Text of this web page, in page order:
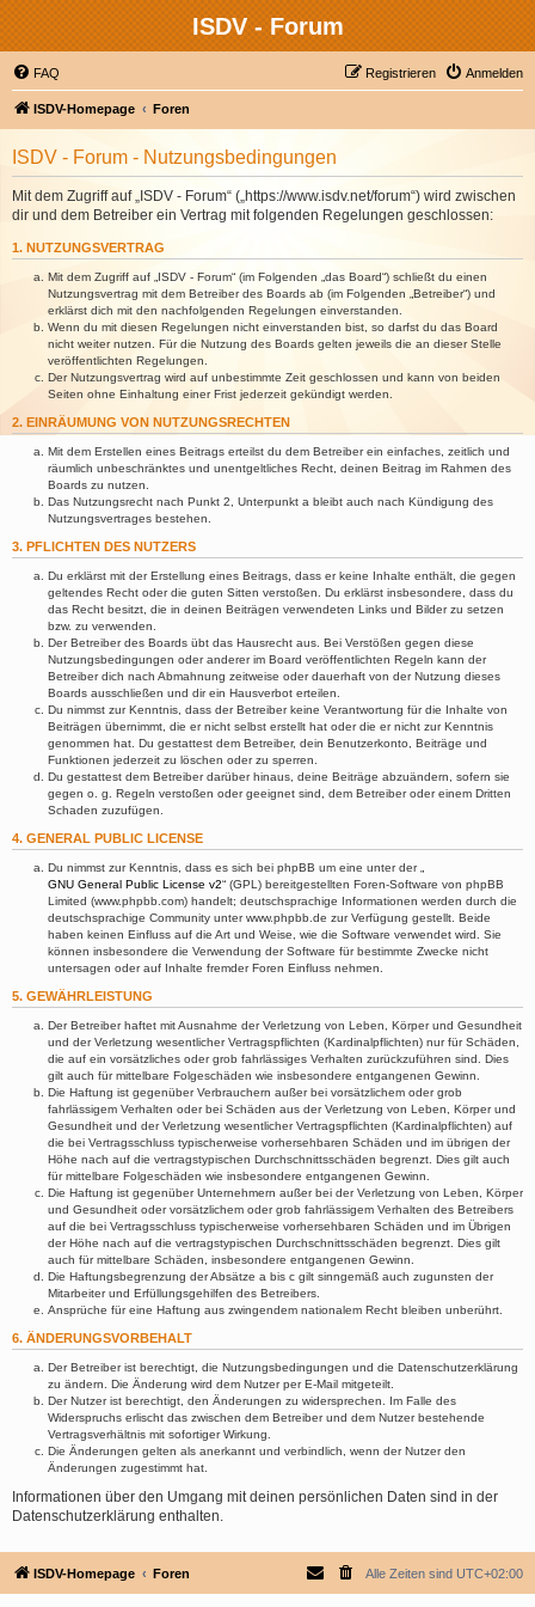
ISDV - Forum
FAQ Anmelden
Registrieren
ISDV-Homepage Foren
ISDV - Forum - Nutzungsbedingungen
Mit dem Zugriff auf „ISDV - Forum“ („https://www.isdv.net/forum“) wird zwischen
dir und dem Betreiber ein Vertrag mit folgenden Regelungen geschlossen:
1. NUTZUNGSVERTRAG
Mit dem Zugriff auf „ISDV - Forum“ (im Folgenden „das Board“) schließt du einen
Nutzungsvertrag mit dem Betreiber des Boards ab (im Folgenden „Betreiber“) und
erklärst dich mit den nachfolgenden Regelungen einverstanden.
Wenn du mit diesen Regelungen nicht einverstanden bist, so darfst du das Board
nicht weiter nutzen. Für die Nutzung des Boards gelten jeweils die an dieser Stelle
veröffentlichten Regelungen.
Der Nutzungsvertrag wird auf unbestimmte Zeit geschlossen und kann von beiden
Seiten ohne Einhaltung einer Frist jederzeit gekündigt werden.
2. EINRÄUMUNG VON NUTZUNGSRECHTEN
Mit dem Erstellen eines Beitrags erteilst du dem Betreiber ein einfaches, zeitlich und
räumlich unbeschränktes und unentgeltliches Recht, deinen Beitrag im Rahmen des
Boards zu nutzen.
Das Nutzungsrecht nach Punkt 2, Unterpunkt a bleibt auch nach Kündigung des
Nutzungsvertrages bestehen.
3. PFLICHTEN DES NUTZERS
Du erklärst mit der Erstellung eines Beitrags, dass er keine Inhalte enthält, die gegen
geltendes Recht oder die guten Sitten verstoßen. Du erklärst insbesondere, dass du
das Recht besitzt, die in deinen Beiträgen verwendeten Links und Bilder zu setzen
bzw. zu verwenden.
Der Betreiber des Boards übt das Hausrecht aus. Bei Verstößen gegen diese
Nutzungsbedingungen oder anderer im Board veröffentlichten Regeln kann der
Betreiber dich nach Abmahnung zeitweise oder dauerhaft von der Nutzung dieses
Boards ausschließen und dir ein Hausverbot erteilen.
Du nimmst zur Kenntnis, dass der Betreiber keine Verantwortung für die Inhalte von
Beiträgen übernimmt, die er nicht selbst erstellt hat oder die er nicht zur Kenntnis
genommen hat. Du gestattest dem Betreiber, dein Benutzerkonto, Beiträge und
Funktionen jederzeit zu löschen oder zu sperren.
Du gestattest dem Betreiber darüber hinaus, deine Beiträge abzuändern, sofern sie
gegen o. g. Regeln verstoßen oder geeignet sind, dem Betreiber oder einem Dritten
Schaden zuzufügen.
4. GENERAL PUBLIC LICENSE
Du nimmst zur Kenntnis, dass es sich bei phpBB um eine unter der „
GNU General Public License v2“ (GPL) bereitgestellten Foren-Software von phpBB
Limited (www.phpbb.com) handelt; deutschsprachige Informationen werden durch die
deutschsprachige Community unter www.phpbb.de zur Verfügung gestellt. Beide
haben keinen Einfluss auf die Art und Weise, wie die Software verwendet wird. Sie
können insbesondere die Verwendung der Software für bestimmte Zwecke nicht
untersagen oder auf Inhalte fremder Foren Einfluss nehmen.
5. GEWÄHRLEISTUNG
Der Betreiber haftet mit Ausnahme der Verletzung von Leben, Körper und Gesundheit
und der Verletzung wesentlicher Vertragspflichten (Kardinalpflichten) nur für Schäden,
die auf ein vorsätzliches oder grob fahrlässiges Verhalten zurückzuführen sind. Dies
gilt auch für mittelbare Folgeschäden wie insbesondere entgangenen Gewinn.
Die Haftung ist gegenüber Verbrauchern außer bei vorsätzlichem oder grob
fahrlässigem Verhalten oder bei Schäden aus der Verletzung von Leben, Körper und
Gesundheit und der Verletzung wesentlicher Vertragspflichten (Kardinalpflichten) auf
die bei Vertragsschluss typischerweise vorhersehbaren Schäden und im übrigen der
Höhe nach auf die vertragstypischen Durchschnittsschäden begrenzt. Dies gilt auch
für mittelbare Folgeschäden wie insbesondere entgangenen Gewinn.
Die Haftung ist gegenüber Unternehmern außer bei der Verletzung von Leben, Körper
und Gesundheit oder vorsätzlichem oder grob fahrlässigem Verhalten des Betreibers
auf die bei Vertragsschluss typischerweise vorhersehbaren Schäden und im Übrigen
der Höhe nach auf die vertragstypischen Durchschnittsschäden begrenzt. Dies gilt
auch für mittelbare Schäden, insbesondere entgangenen Gewinn.
Die Haftungsbegrenzung der Absätze a bis c gilt sinngemäß auch zugunsten der
Mitarbeiter und Erfüllungsgehilfen des Betreibers.
Ansprüche für eine Haftung aus zwingendem nationalem Recht bleiben unberührt.
6. ÄNDERUNGSVORBEHALT
Der Betreiber ist berechtigt, die Nutzungsbedingungen und die Datenschutzerklärung
zu ändern. Die Änderung wird dem Nutzer per E-Mail mitgeteilt.
Der Nutzer ist berechtigt, den Änderungen zu widersprechen. Im Falle des
Widerspruchs erlischt das zwischen dem Betreiber und dem Nutzer bestehende
Vertragsverhältnis mit sofortiger Wirkung.
Die Änderungen gelten als anerkannt und verbindlich, wenn der Nutzer den
Änderungen zugestimmt hat.
Informationen über den Umgang mit deinen persönlichen Daten sind in der
Datenschutzerklärung enthalten.
ISDV-Homepage Foren Alle Zeiten sind UTC+02:00